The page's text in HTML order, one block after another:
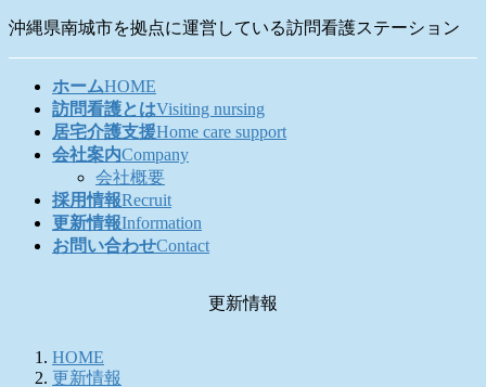
コ
ナ
沖縄県南城市を拠点に運営している訪問看護ステーション
ホームHOME
訪問看護とはVisiting nursing
居宅介護支援Home care support
会社案内Company
会社概要
採用情報Recruit
更新情報Information
お問い合わせContact
更新情報
HOME
更新情報